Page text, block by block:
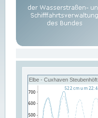
Elbe - Cuxhaven Steubenhöft